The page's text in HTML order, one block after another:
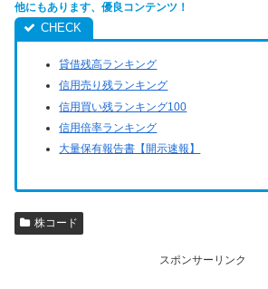
他にもあります、優良コンテンツ！
貸借残高ランキング
信用売り残ランキング
信用買い残ランキング100
信用倍率ランキング
大量保有報告書【開示速報】
株コード
スポンサーリンク